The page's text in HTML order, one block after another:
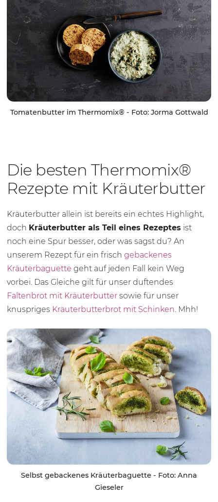
Tomatenbutter im Thermomix® - Foto: Jorma Gottwald
Die besten Thermomix®
Rezepte mit Kräuterbutter
Kräuterbutter allein ist bereits ein echtes Highlight,
doch Kräuterbutter als Teil eines Rezeptes ist
noch eine Spur besser, oder was sagst du? An
unserem Rezept für ein frisch gebackenes
Kräuterbaguette geht auf jeden Fall kein Weg
vorbei. Das Gleiche gilt für unser duftendes
Faltenbrot mit Kräuterbutter sowie für unser
knuspriges Kräuterbutterbrot mit Schinken. Mhh!
Selbst gebackenes Kräuterbaguette - Foto: Anna
Gieseler